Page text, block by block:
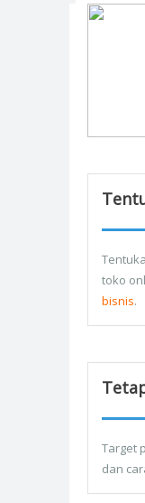
toko
bisnis.
Target
dan